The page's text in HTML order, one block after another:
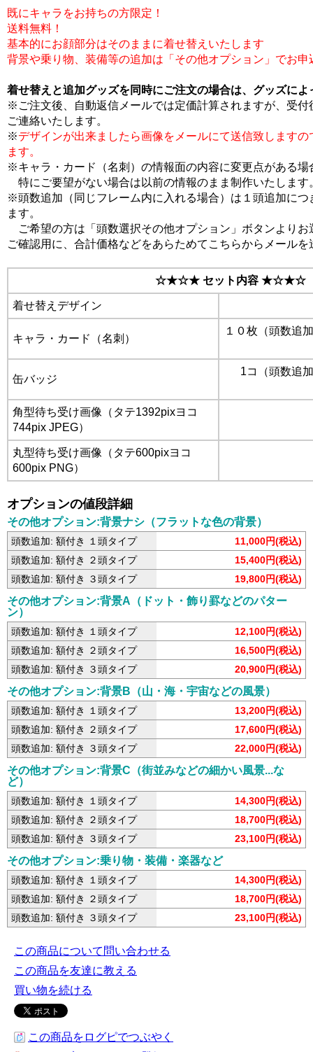
既にキャラをお持ちの方限定！
送料無料！
基本的にお顔部分はそのままに着せ替えいたします
背景や乗り物、装備等の追加は「その他オプション」でお申
着せ替えと追加グッズを同時にご注文の場合は、グッズに
※ご注文後、自動返信メールでは定価計算されますが、受付
ご連絡いたします。
※デザインが出来ましたら画像をメールにて送信致します
ます。
※キャラ・カード（名刺）の情報面の内容に変更点がある場
特にご要望がない場合は以前の情報のまま制作いたします
※頭数追加（同じフレーム内に入れる場合）は１頭追加につ
ます。
ご希望の方は「頭数選択その他オプション」ボタンよりお
ご確認用に、合計価格などをあらためてこちらからメール
☆★☆★ セット内容 ★☆★☆
着せ替えデザイン
キャラ・カード（名刺）
１０枚（頭数追
缶バッジ
1コ（頭数追
角型待ち受け画像（タテ1392pixヨコ
744pix JPEG）
丸型待ち受け画像（タテ600pixヨコ
600pix PNG）
オプションの値段詳細
その他オプション:背景ナシ（フラットな色の背景）
頭数追加: 額付き １頭タイプ
11,000円(税込)
頭数追加: 額付き ２頭タイプ
15,400円(税込)
頭数追加: 額付き ３頭タイプ
19,800円(税込)
その他オプション:背景A（ドット・飾り罫などのパター
ン）
頭数追加: 額付き １頭タイプ
12,100円(税込)
頭数追加: 額付き ２頭タイプ
16,500円(税込)
頭数追加: 額付き ３頭タイプ
20,900円(税込)
その他オプション:背景B（山・海・宇宙などの風景）
頭数追加: 額付き １頭タイプ
13,200円(税込)
頭数追加: 額付き ２頭タイプ
17,600円(税込)
頭数追加: 額付き ３頭タイプ
22,000円(税込)
その他オプション:背景C（街並みなどの細かい風景...な
ど）
頭数追加: 額付き １頭タイプ
14,300円(税込)
頭数追加: 額付き ２頭タイプ
18,700円(税込)
頭数追加: 額付き ３頭タイプ
23,100円(税込)
その他オプション:乗り物・装備・楽器など
頭数追加: 額付き １頭タイプ
14,300円(税込)
頭数追加: 額付き ２頭タイプ
18,700円(税込)
頭数追加: 額付き ３頭タイプ
23,100円(税込)
この商品について問い合わせる
この商品を友達に教える
買い物を続ける
この商品をログピでつぶやく